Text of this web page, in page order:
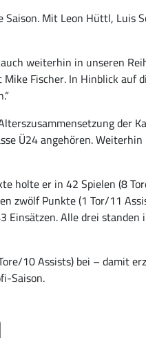
Mit Leon Hüttl, Luis
weiterhin in unseren
Fischer. In Hinblick auf
der
Ü24 angehören.
holte er in 42 Spielen (8
zwölf Punkte (1 Tor/11
Alle drei standen
10 Assists) bei – damit
Saison.